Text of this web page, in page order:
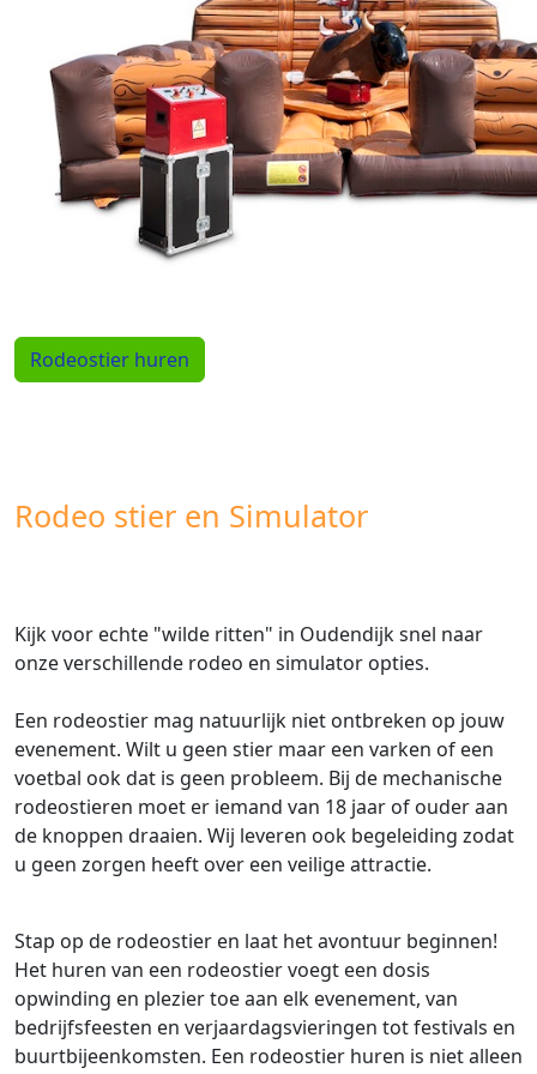
Rodeostier huren
Rodeo stier en Simulator
Kijk voor echte "wilde ritten" in Oudendijk snel naar
onze verschillende rodeo en simulator opties.
Een rodeostier mag natuurlijk niet ontbreken op jouw
evenement. Wilt u geen stier maar een varken of een
voetbal ook dat is geen probleem. Bij de mechanische
rodeostieren moet er iemand van 18 jaar of ouder aan
de knoppen draaien. Wij leveren ook begeleiding zodat
u geen zorgen heeft over een veilige attractie.
Stap op de rodeostier en laat het avontuur beginnen!
Het huren van een rodeostier voegt een dosis
opwinding en plezier toe aan elk evenement, van
bedrijfsfeesten en verjaardagsvieringen tot festivals en
buurtbijeenkomsten. Een rodeostier huren is niet alleen